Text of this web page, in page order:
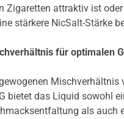
Zigaretten attraktiv ist
stärkere NicSalt-Stärke
für optimalen
Mischverhältnis
bietet das Liquid sowohl
als auch